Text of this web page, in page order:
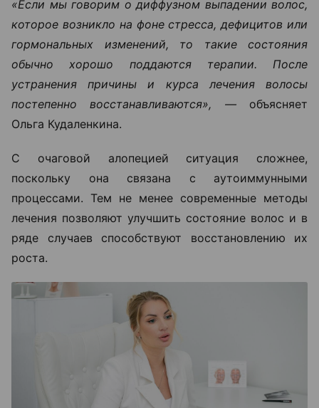
«Если мы говорим о диффузном выпадении волос,
которое возникло на фоне стресса, дефицитов или
гормональных изменений, то такие состояния
обычно хорошо поддаются терапии. После
устранения причины и курса лечения волосы
постепенно восстанавливаются», —объясняет
Ольга Кудаленкина.
С очаговой алопецией ситуация сложнее,
поскольку она связана с аутоиммунными
процессами. Тем не менее современные методы
лечения позволяют улучшить состояние волос и в
ряде случаев способствуют восстановлению их
роста.